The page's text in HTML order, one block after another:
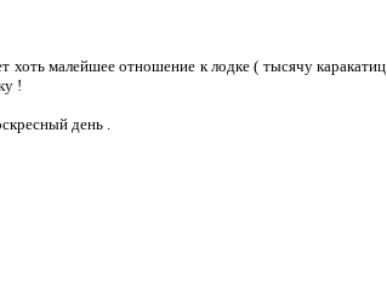
малейшее отношение к лодке ( тысячу каракатиц
!
день .